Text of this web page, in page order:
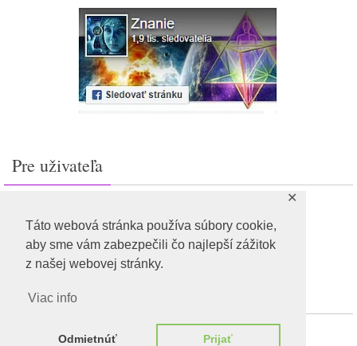
Táto webová stránka používa súbory cookie,
aby sme vám zabezpečili čo najlepší zážitok
z našej webovej stránky.
Viac info
Odmietnúť Prijať
✕
Pre uživateľa
Feed záznamov
RSS feed komentárov
WordPress.org